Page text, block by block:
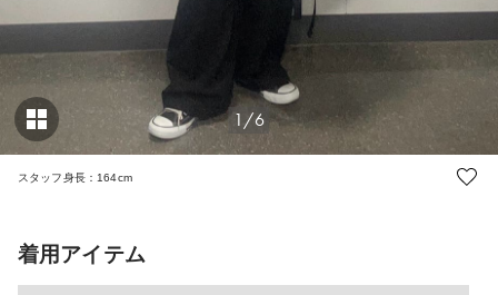
1/6
スタッフ身長：164cm
着用アイテム